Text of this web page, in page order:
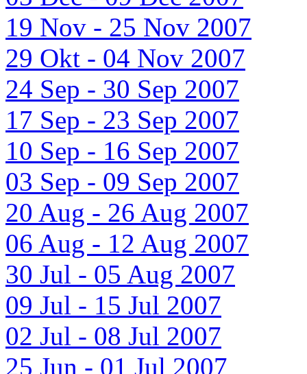
19 Nov - 25 Nov 2007
29 Okt - 04 Nov 2007
24 Sep - 30 Sep 2007
17 Sep - 23 Sep 2007
10 Sep - 16 Sep 2007
03 Sep - 09 Sep 2007
20 Aug - 26 Aug 2007
06 Aug - 12 Aug 2007
30 Jul - 05 Aug 2007
09 Jul - 15 Jul 2007
02 Jul - 08 Jul 2007
25 Jun - 01 Jul 2007